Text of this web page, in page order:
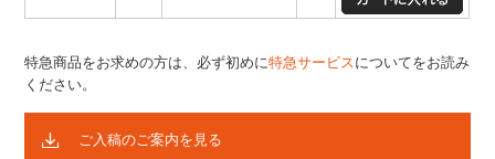
特急商品をお求めの方は、必ず初めに特急サービスについてをお読み
ください。
ご入稿のご案内を見る